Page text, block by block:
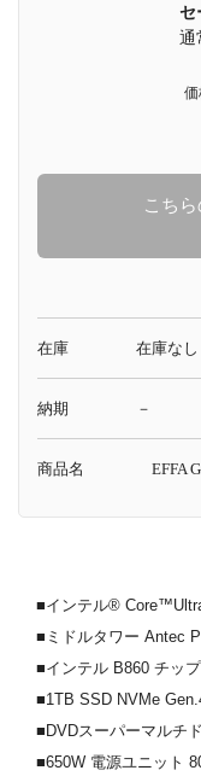
セ
通
こち
在庫 在庫なし
納期 －
商品名 EFFA
■インテル®
■ミドルタワー Antec
■インテル B860 チッ
■1TB SSD NVMe
■DVDスーパーマルチ
■650W 電源ユニット